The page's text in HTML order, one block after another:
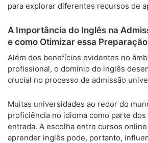
para explorar diferentes recursos de
A Importância do Inglês na
e como Otimizar essa Preparação
Além dos benefícios evidentes no
profissional, o domínio do inglês
crucial no processo de admissão
Muitas universidades ao redor do
proficiência no idioma como parte
entrada. A escolha entre cursos
aprender inglês pode, portanto,